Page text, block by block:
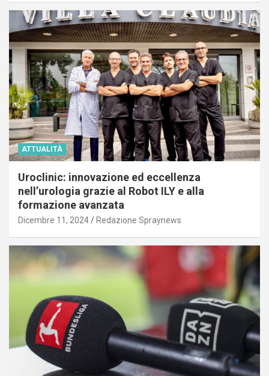
ATTUALITÀ
Uroclinic: innovazione ed eccellenza
nell’urologia grazie al Robot ILY e alla
formazione avanzata
Dicembre 11, 2024 Redazione Spraynews